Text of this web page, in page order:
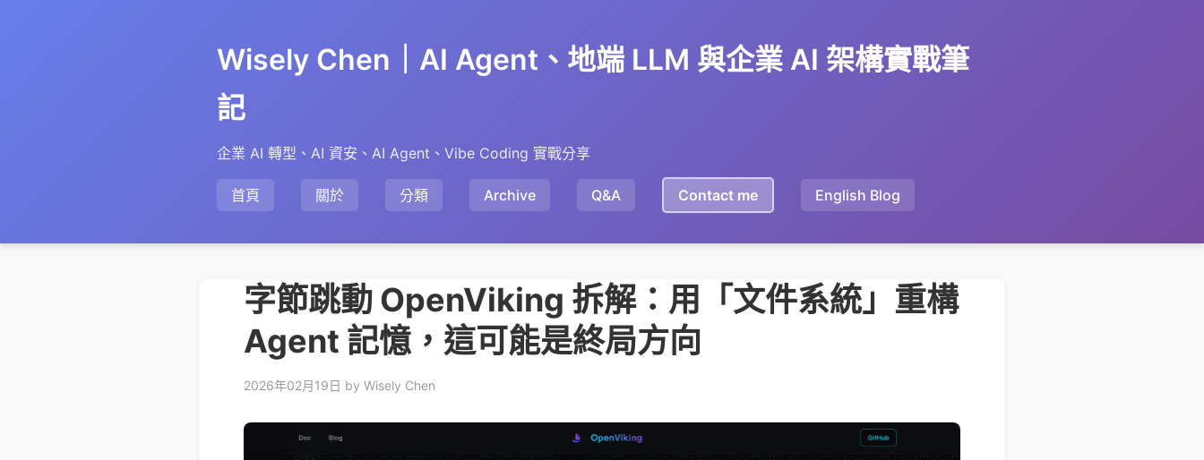
Wisely Chen｜AI Agent、地端 LLM 與企業 AI 架構實戰筆
記
企業 AI 轉型、AI 資安、AI Agent、Vibe Coding 實戰分享
首頁 關於 分類 Archive Q&A Contact me English Blog
字節跳動 OpenViking 拆解：用「文件系統」重構
Agent 記憶，這可能是終局方向
2026年02月19日 by Wisely Chen